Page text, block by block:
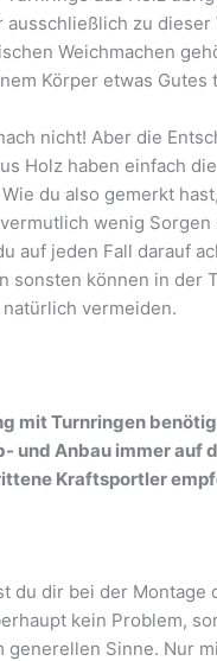
zu
Weichmachen
Körper etwas
nicht! Aber die
Holz haben einfach
du also gemerkt
wenig
auf jeden Fall darauf
sonsten können in der
vermeiden.
mit Turnringen
und Anbau immer auf
Kraftsportler
du dir bei der Montage
kein Problem,
generellen Sinne. Nur